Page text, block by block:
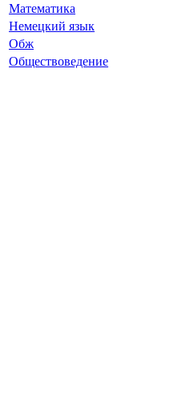
Математика
Немецкий язык
Обж
Обществоведение